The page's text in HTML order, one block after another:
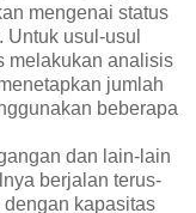
mengenai status
usul-usul
melakukan analisis
jumlah
beberapa
dan lain-lain
berjalan terus-
dengan kapasitas